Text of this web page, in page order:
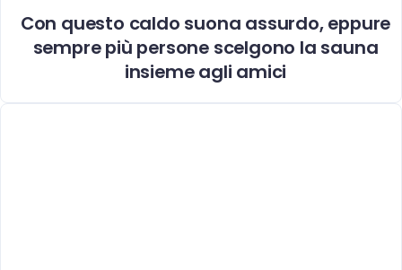
Con questo caldo suona assurdo, eppure
sempre più persone scelgono la sauna
insieme agli amici